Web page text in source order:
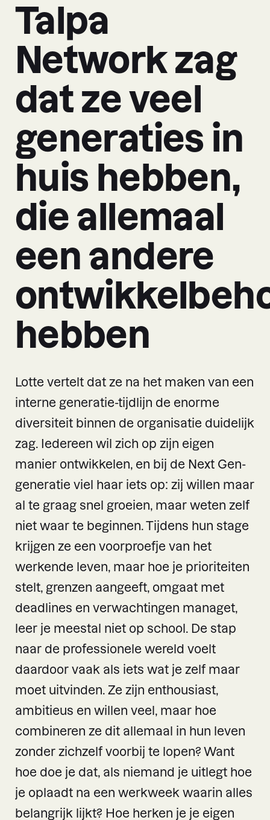
Talpa
Network zag
dat ze veel
generaties in
huis hebben,
die allemaal
een andere
hebben
Lotte vertelt dat ze na het maken van een
interne generatie-tijdlijn de enorme
diversiteit binnen de organisatie duidelijk
zag. Iedereen wil zich op zijn eigen
manier ontwikkelen, en bij de Next Gen-
generatie viel haar iets op: zij willen maar
al te graag snel groeien, maar weten zelf
niet waar te beginnen. Tijdens hun stage
krijgen ze een voorproefje van het
werkende leven, maar hoe je prioriteiten
stelt, grenzen aangeeft, omgaat met
deadlines en verwachtingen managet,
leer je meestal niet op school. De stap
naar de professionele wereld voelt
daardoor vaak als iets wat je zelf maar
moet uitvinden. Ze zijn enthousiast,
ambitieus en willen veel, maar hoe
combineren ze dit allemaal in hun leven
zonder zichzelf voorbij te lopen? Want
hoe doe je dat, als niemand je uitlegt hoe
je oplaadt na een werkweek waarin alles
belangrijk lijkt? Hoe herken je je eigen